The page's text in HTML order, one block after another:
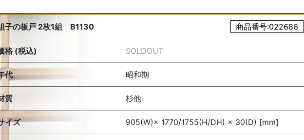
子の板戸 2枚1組 B1130 商品番号:022686
格 (税込) SOLDOUT
代 昭和期
質 杉他
イズ 905(W)× 1770/1755(H/DH) × 30(D) [mm]